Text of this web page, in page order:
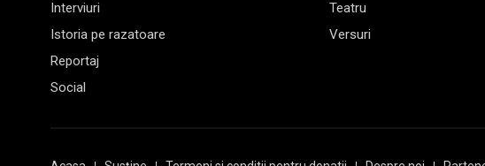
Interviuri
Istoria pe razatoare
Reportaj
Social
Teatru
Versuri